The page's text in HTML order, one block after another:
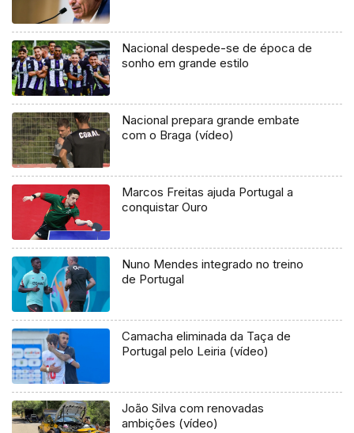
Nacional despede-se de época de
sonho em grande estilo
Nacional prepara grande embate
com o Braga (vídeo)
Marcos Freitas ajuda Portugal a
conquistar Ouro
Nuno Mendes integrado no treino
de Portugal
Camacha eliminada da Taça de
Portugal pelo Leiria (vídeo)
João Silva com renovadas
ambições (vídeo)